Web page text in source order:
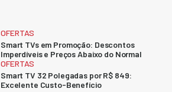
OFERTAS
Smart TVs em Promoção: Descontos
Imperdíveis e Preços Abaixo do Normal
OFERTAS
Smart TV 32 Polegadas por R$ 849:
Excelente Custo-Benefício